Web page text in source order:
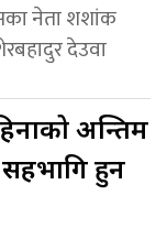
नेता शशांक
देउवा
अन्तिम
हुन